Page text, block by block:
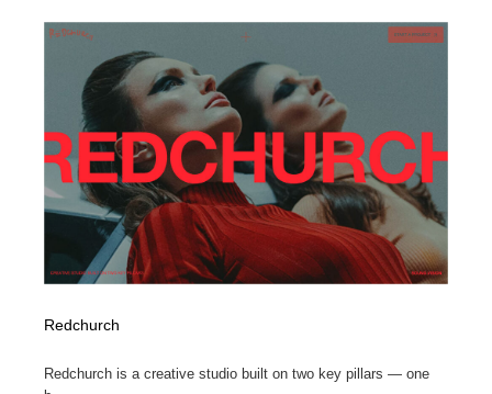
Redchurch
Redchurch is a creative studio built on two key pillars — one